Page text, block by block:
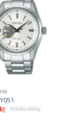
₫ 9.500.000₫